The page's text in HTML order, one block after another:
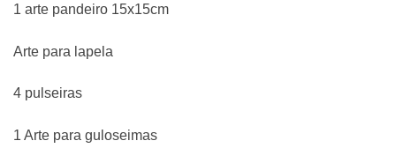
1 arte pandeiro 15x15cm
Arte para lapela
4 pulseiras
1 Arte para guloseimas